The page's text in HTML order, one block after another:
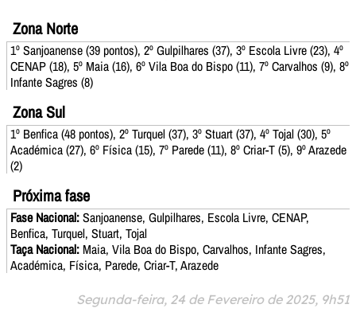
Zona Norte
1º Sanjoanense (39 pontos), 2º Gulpilhares (37), 3º Escola Livre (23), 4º
CENAP (18), 5º Maia (16), 6º Vila Boa do Bispo (11), 7º Carvalhos (9), 8º
Infante Sagres (8)
Zona Sul
1º Benfica (48 pontos), 2º Turquel (37), 3º Stuart (37), 4º Tojal (30), 5º
Académica (27), 6º Física (15), 7º Parede (11), 8º Criar-T (5), 9º Arazede
(2)
Próxima fase
Fase Nacional:Sanjoanense, Gulpilhares, Escola Livre, CENAP,
Benfica, Turquel, Stuart, Tojal
Taça Nacional: Maia, Vila Boa do Bispo, Carvalhos, Infante Sagres,
Académica, Física, Parede, Criar-T, Arazede
Segunda-feira, 24 de Fevereiro de 2025, 9h51